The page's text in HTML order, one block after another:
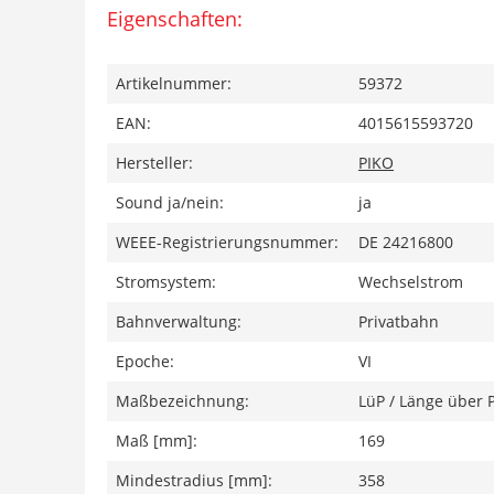
Eigenschaften:
Artikelnummer:
59372
EAN:
4015615593720
Hersteller:
PIKO
Sound ja/nein:
ja
WEEE-Registrierungsnummer:
DE 24216800
Stromsystem:
Wechselstrom
Bahnverwaltung:
Privatbahn
Epoche:
VI
Maßbezeichnung:
LüP / Länge über
Maß [mm]:
169
Mindestradius [mm]:
358